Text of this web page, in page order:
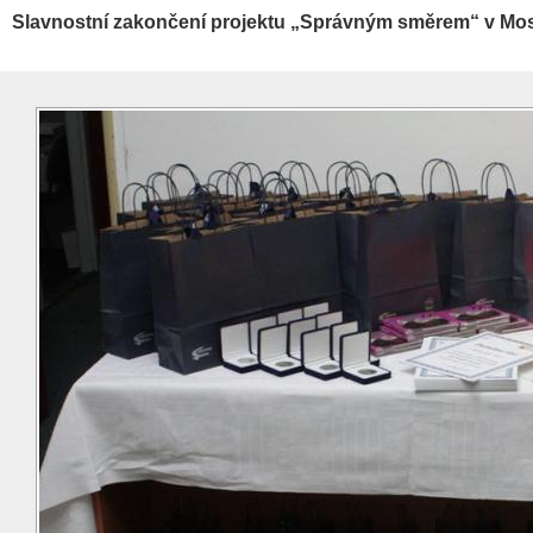
Slavnostní zakončení projektu „Správným směrem“ v